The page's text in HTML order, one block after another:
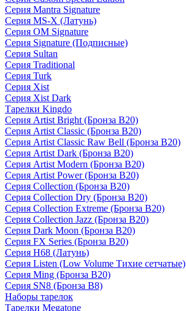
Серия Mantra Signature
Серия MS-X (Латунь)
Серия OM Signature
Серия Signature (Подписные)
Серия Sultan
Серия Traditional
Серия Turk
Серия Xist
Серия Xist Dark
Тарелки Kingdo
Серия Artist Bright (Бронза B20)
Серия Artist Classic (Бронза B20)
Серия Artist Classic Raw Bell (Бронза B20)
Серия Artist Dark (Бронза B20)
Серия Artist Modern (Бронза B20)
Серия Artist Power (Бронза B20)
Серия Collection (Бронза B20)
Серия Collection Dry (Бронза B20)
Серия Collection Extreme (Бронза B20)
Серия Collection Jazz (Бронза B20)
Серия Dark Moon (Бронза B20)
Серия FX Series (Бронза B20)
Серия H68 (Латунь)
Серия Listen (Low Volume Тихие сетчатые)
Серия Ming (Бронза B20)
Серия SN8 (Бронза B8)
Наборы тарелок
Тарелки Megatone